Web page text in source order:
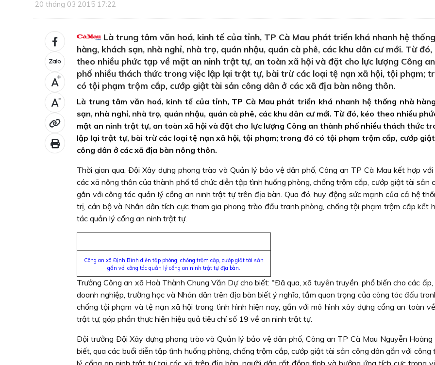
20 tháng 03 2015 17:22
+
-
Là trung tâm văn hoá, kinh tế của tỉnh, TP Cà Mau phát triển khá nhanh hệ
hàng, khách sạn, nhà nghỉ, nhà trọ, quán nhậu, quán cà phê, các khu dân cư mới. Từ đó,
theo nhiều phức tạp về mặt an ninh trật tự, an toàn xã hội và đặt cho lực lượng Công
phố nhiều thách thức trong việc lập lại trật tự, bài trừ các loại tệ nạn xã hội, tội phạm;
có tội phạm trộm cắp, cướp giật tài sản công dân ở các xã địa bàn nông thôn.
Là trung tâm văn hoá, kinh tế của tỉnh, TP Cà Mau phát triển khá nhanh hệ thống nhà
sạn, nhà nghỉ, nhà trọ, quán nhậu, quán cà phê, các khu dân cư mới. Từ đó, kéo theo nhiều
mặt an ninh trật tự, an toàn xã hội và đặt cho lực lượng Công an thành phố nhiều thách thức
lập lại trật tự, bài trừ các loại tệ nạn xã hội, tội phạm; trong đó có tội phạm trộm cắp, cướp
công dân ở các xã địa bàn nông thôn.
Thời gian qua, Ðội Xây dựng phong trào và Quản lý bảo vệ dân phố, Công an TP Cà Mau kết hợp
các xã nông thôn của thành phố tổ chức diễn tập tình huống phòng, chống trộm cắp, cướp giật tài sản
gắn với công tác quản lý cổng an ninh trật tự trên địa bàn. Qua đó, huy động sức mạnh của cả hệ
trị, cán bộ và Nhân dân tích cực tham gia phong trào đấu tranh phòng, chống tội phạm trộm cắp kết
tác quản lý cổng an ninh trật tự.
Công an xã Định Bình diễn tập phòng, chống trộm cắp, cướp giật tài sản
gắn với công tác quản lý cổng an ninh trật tự địa bàn.
Trưởng Công an xã Hoà Thành Chung Văn Dự cho biết: "Ðã qua, xã tuyên truyền, phổ biến cho các ấp,
doanh nghiệp, trường học và Nhân dân trên địa bàn biết ý nghĩa, tầm quan trọng của công tác đấu
chống tội phạm và tệ nạn xã hội trong tình hình hiện nay, gắn với mô hình xây dựng cổng an toàn
trật tự, góp phần thực hiện hiệu quả tiêu chí số 19 về an ninh trật tự.
Ðội trưởng Ðội Xây dựng phong trào và Quản lý bảo vệ dân phố, Công an TP Cà Mau Nguyễn Hoàng
biết, qua các buổi diễn tập tình huống phòng, chống trộm cắp, cướp giật tài sản công dân gắn với công
lý cổng an ninh trật tự tại các xã trên địa bàn, người dân rất đồng tình và hưởng ứng tích cực trong